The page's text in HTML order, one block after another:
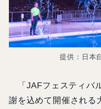
提供：日本
「JAFフェスティバ
謝を込めて開催される